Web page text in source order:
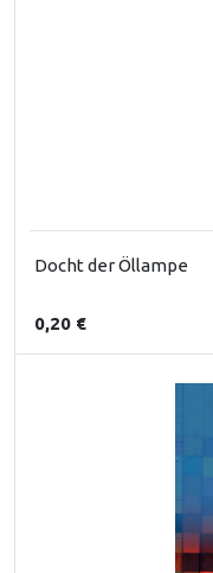
Docht der Öllampe
0,20 €